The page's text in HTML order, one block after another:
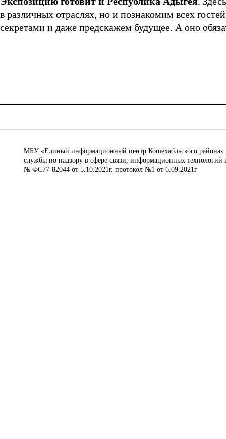
в различных отраслях, но и познакомим всех
секретами и даже предскажем будущее. А оно
МБУ «Единый информационный центр Кошехабльского района»
службы по надзору в сфере связи, информационных
№ ФС77-82044 от 5.10.2021г. протокол №1 от 6.09.2021г